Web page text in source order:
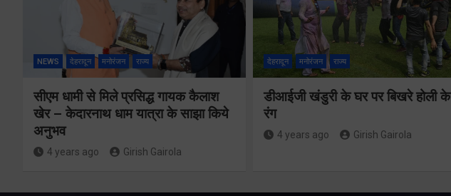
NEWS देहरादून मनोरंजन राज्य
सीएम धामी से मिले प्रसिद्ध गायक कैलाश
खेर – केदारनाथ धाम यात्रा के साझा किये
अनुभव
4 years ago Girish Gairola
देहरादून मनोरंजन राज्य
डीआईजी खंडुरी के घर पर बिखरे होली के
रंग
4 years ago Girish Gairola
में रहें अधिकारीः